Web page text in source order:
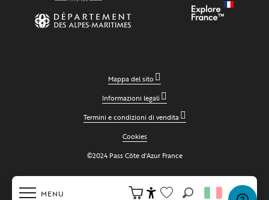
MENU
Mappa del sito
Informazioni legali
Termini e condizioni di vendita
Cookies
©2024 Pass Côte d'Azur France